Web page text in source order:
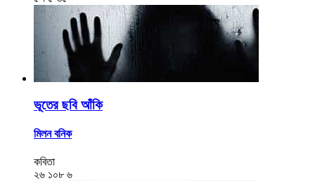
ভূতের ছবি আঁকি
মিলন বনিক
কবিতা
২৬ ১০৮ ৬